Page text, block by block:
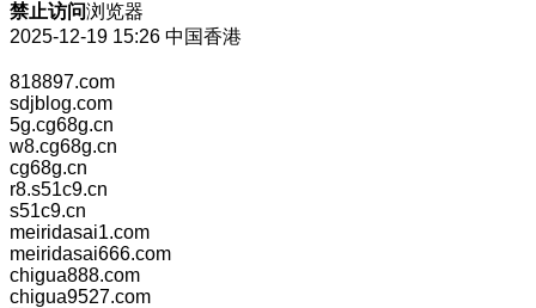
禁止访问浏览器
2025-12-19 15:26 中国香港
818897.com
sdjblog.com
5g.cg68g.cn
w8.cg68g.cn
cg68g.cn
r8.s51c9.cn
s51c9.cn
meiridasai1.com
meiridasai666.com
chigua888.com
chigua9527.com